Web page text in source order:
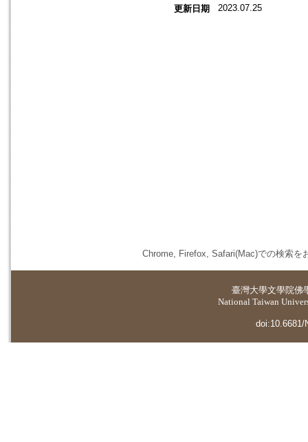
更新日期 2023.07.25
Chrome, Firefox, Safari(Mac)での検索を
臺灣大學文學院佛
National Taiwan
doi:10.6681/